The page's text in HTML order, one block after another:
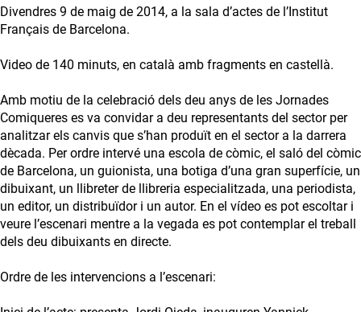
Divendres 9 de maig de 2014, a la sala d’actes de l’Institut
Français de Barcelona.
Video de 140 minuts, en català amb fragments en castellà.
Amb motiu de la celebració dels deu anys de les Jornades
Comiqueres es va convidar a deu representants del sector per
analitzar els canvis que s’han produït en el sector a la darrera
dècada. Per ordre intervé una escola de còmic, el saló del còmic
de Barcelona, un guionista, una botiga d’una gran superfície, un
dibuixant, un llibreter de llibreria especialitzada, una periodista,
un editor, un distribuïdor i un autor. En el vídeo es pot escoltar i
veure l’escenari mentre a la vegada es pot contemplar el treball
dels deu dibuixants en directe.
Ordre de les intervencions a l’escenari: